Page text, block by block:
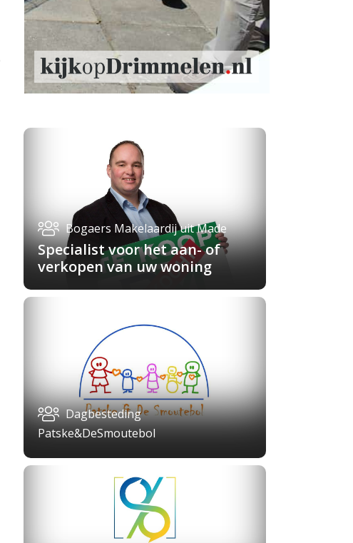
Bogaers Makelaardij uit Made
Specialist voor het aan- of
verkopen van uw woning
Dagbesteding
Patske&DeSmoutebol